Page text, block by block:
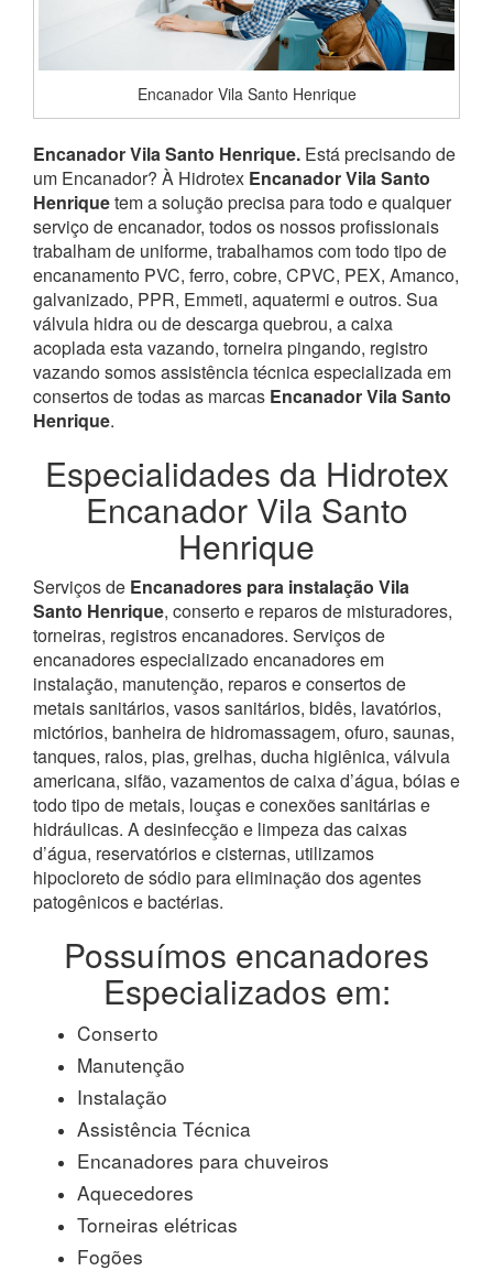
Encanador Vila Santo Henrique
Encanador Vila Santo Henrique. Está precisando de
um Encanador? À Hidrotex Encanador Vila Santo
Henriquetem a solução precisa para todo e qualquer
serviço de encanador, todos os nossos profissionais
trabalham de uniforme, trabalhamos com todo tipo de
encanamento PVC, ferro, cobre, CPVC, PEX, Amanco,
galvanizado, PPR, Emmeti, aquatermi e outros. Sua
válvula hidra ou de descarga quebrou, a caixa
acoplada esta vazando, torneira pingando, registro
vazando somos assistência técnica especializada em
consertos de todas as marcas Encanador Vila Santo
Henrique.
Especialidades da Hidrotex
Encanador Vila Santo
Henrique
Serviços de Encanadores para instalação Vila
Santo Henrique, conserto e reparos de misturadores,
torneiras, registros encanadores. Serviços de
encanadores especializado encanadores em
instalação, manutenção, reparos e consertos de
metais sanitários, vasos sanitários, bidês, lavatórios,
mictórios, banheira de hidromassagem, ofuro, saunas,
tanques, ralos, pias, grelhas, ducha higiênica, válvula
americana, sifão, vazamentos de caixa d’água, bóias e
todo tipo de metais, louças e conexões sanitárias e
hidráulicas. A desinfecção e limpeza das caixas
d’água, reservatórios e cisternas, utilizamos
hipocloreto de sódio para eliminação dos agentes
patogênicos e bactérias.
Possuímos encanadores
Especializados em:
Conserto
Manutenção
Instalação
Assistência Técnica
Encanadores para chuveiros
Aquecedores
Torneiras elétricas
Fogões